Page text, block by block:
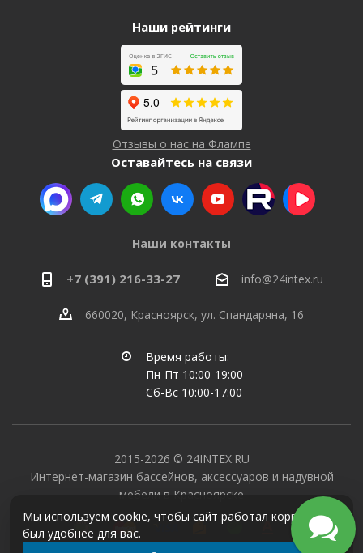
Наши рейтинги
Отзывы о нас на Флампе
Оставайтесь на связи
Наши контакты
+7 (391) 216-33-27 info@24intex.ru
660020, Красноярск, ул. Спандаряна, 16
Время работы:
Пн-Пт 10:00-19:00
Сб-Вс 10:00-17:00
2015-2026 © 24INTEX.RU
Интернет-магазин бассейнов, аксессуаров и надувной
мебели в Красноярске
Мы используем cookie, чтобы сайт работал корректно и
был удобнее для вас.